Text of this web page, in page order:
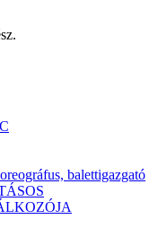
balettigazgató